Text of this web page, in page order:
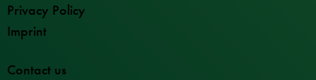
Privacy Policy
Imprint
Contact us